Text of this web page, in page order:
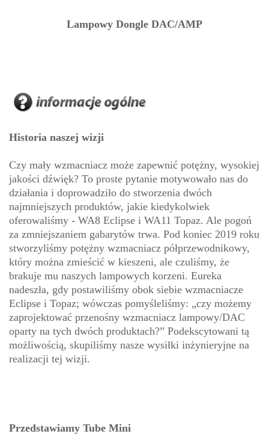
Lampowy Dongle DAC/AMP
Historia naszej wizji
Czy mały wzmacniacz może zapewnić potężny, wysokiej
jakości dźwięk? To proste pytanie motywowało nas do
działania i doprowadziło do stworzenia dwóch
najmniejszych produktów, jakie kiedykolwiek
oferowaliśmy - WA8 Eclipse i WA11 Topaz. Ale pogoń
za zmniejszaniem gabarytów trwa. Pod koniec 2019 roku
stworzyliśmy potężny wzmacniacz półprzewodnikowy,
który można zmieścić w kieszeni, ale czuliśmy, że
brakuje mu naszych lampowych korzeni. Eureka
nadeszła, gdy postawiliśmy obok siebie wzmacniacze
Eclipse i Topaz; wówczas pomyśleliśmy: „czy możemy
zaprojektować przenośny wzmacniacz lampowy/DAC
oparty na tych dwóch produktach?” Podekscytowani tą
możliwością, skupiliśmy nasze wysiłki inżynieryjne na
realizacji tej wizji.
Przedstawiamy Tube Mini